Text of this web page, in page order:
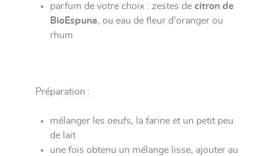
parfum de votre choix : zestes de citron de
BioEspuna, ou eau de fleur d'oranger ou
rhum
Préparation :
mélanger les oeufs, la farine et un petit peu
de lait
une fois obtenu un mélange lisse, ajouter au